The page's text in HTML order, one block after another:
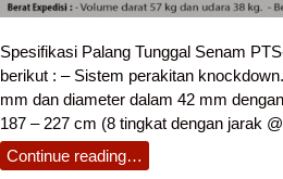
Spesifikasi Palang Tunggal Senam
berikut : – Sistem perakitan
mm dan diameter dalam 42 mm
187 – 227 cm (8 tingkat dengan jarak
Continue reading…